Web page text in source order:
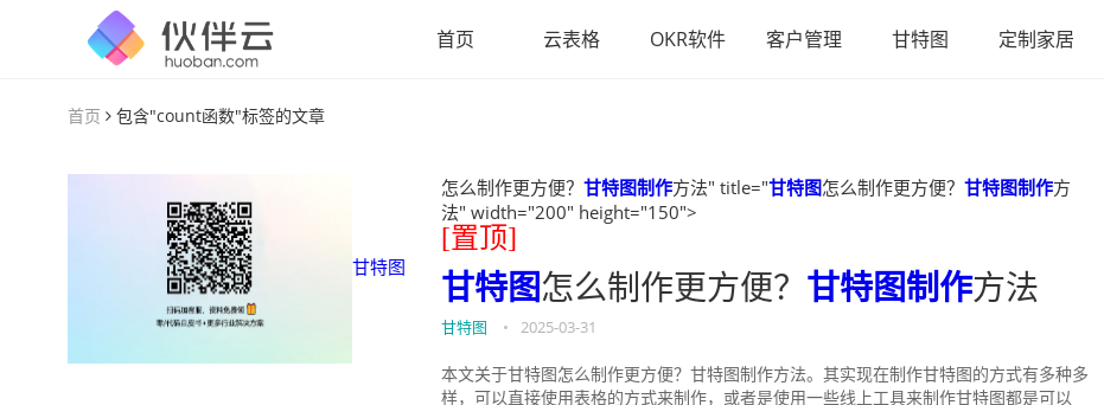
首页 云表格 OKR软件 客户管理 甘特图 定制家居
首页 包含"count函数"标签的文章
甘特图
怎么制作更方便？ 甘特图制作方法" title="甘特图怎么制作更方便？ 甘特图制作方
法" width="200" height="150">
[置顶]
甘特图怎么制作更方便？ 甘特图制作方法
甘特图 • 2025-03-31
本文关于甘特图怎么制作更方便？甘特图制作方法。其实现在制作甘特图的方式有多种多
样，可以直接使用表格的方式来制作，或者是使用一些线上工具来制作甘特图都是可以